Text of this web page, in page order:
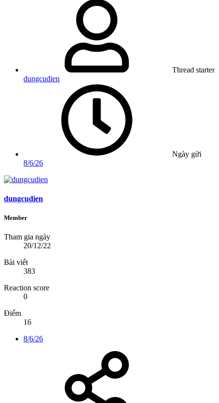
Thread starter
dungcudien
Ngày gửi
8/6/26
dungcudien
Member
Tham gia ngày
20/12/22
Bài viết
383
Reaction score
0
Điểm
16
8/6/26